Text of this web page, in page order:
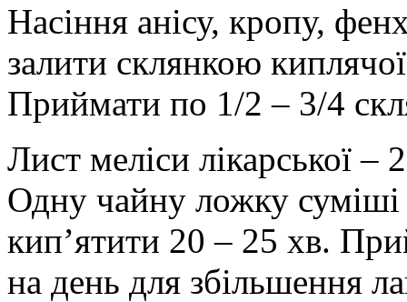
Насіння анісу, кропу,
залити склянкою
Приймати по 1/2 – 3/4
Лист меліси лікарської –
Одну чайну ложку
кип’ятити 20 – 25 хв.
на день для збільшення